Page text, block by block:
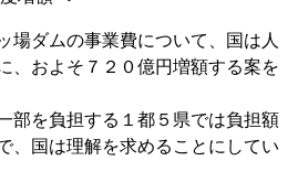
ダムの事業費について、国は人
、およそ７２０億円増額する案を
部を負担する１都５県では負担額
、国は理解を求めることにしてい